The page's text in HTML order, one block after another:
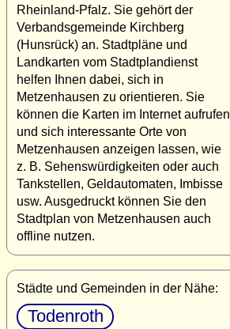
Rheinland-Pfalz. Sie gehört der
Verbandsgemeinde Kirchberg
(Hunsrück) an. Stadtpläne und
Landkarten vom Stadtplandienst
helfen Ihnen dabei, sich in
Metzenhausen zu orientieren. Sie
können die Karten im Internet aufrufen
und sich interessante Orte von
Metzenhausen anzeigen lassen, wie
z. B. Sehenswürdigkeiten oder auch
Tankstellen, Geldautomaten, Imbisse
usw. Ausgedruckt können Sie den
Stadtplan von Metzenhausen auch
offline nutzen.
Städte und Gemeinden in der Nähe:
Todenroth